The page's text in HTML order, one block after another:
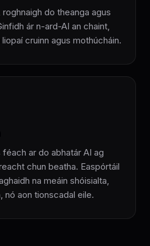
do theanga agus
ár n-ard-AI an chaint,
cruinn agus mothúcháin.
ar do abhatár AI ag
chun beatha. Easpórtáil
na meáin shóisialta,
nó aon tionscadal eile.